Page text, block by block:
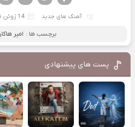
آهنگ های جدید 14 ژوئن 2026
برچسب ها : امیر
پست های پیشنهادی